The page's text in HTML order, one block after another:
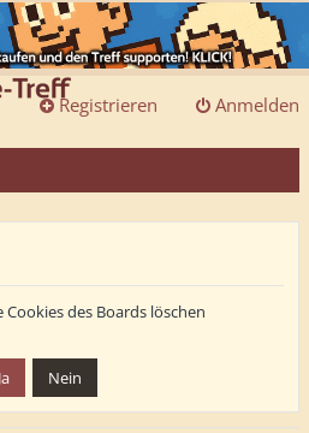
Anmelden
Registrieren
des Boards löschen